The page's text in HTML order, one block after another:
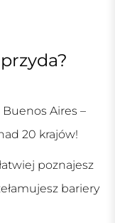
Aires –
20 krajów!
poznajesz
bariery